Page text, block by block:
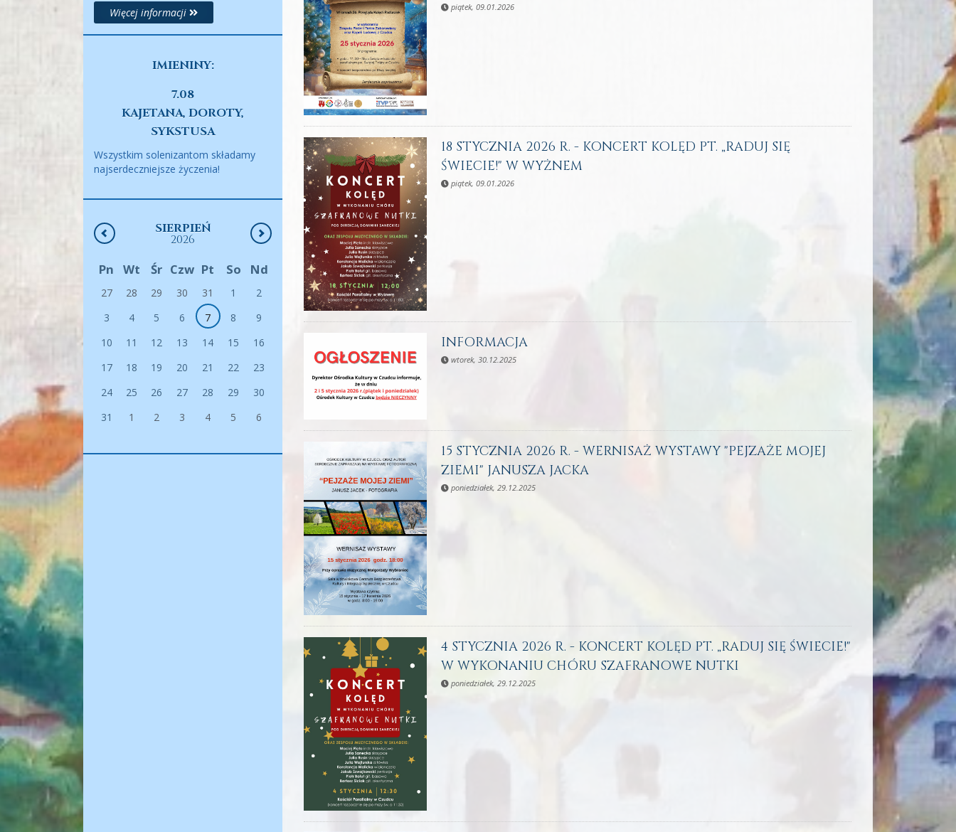
Więcej informacji
IMIENINY:
7.08
KAJETANA, DOROTY,
SYKSTUSA
Wszystkim solenizantom składamy
najserdeczniejsze życzenia!
SIERPIEŃ
2026
Pn Wt Śr Czw Pt So Nd
27 28 29 30 31 1
2
3
4 5 6 7 8
9
10
11 12 13 14 15
16
17
18 19 20 21 22
23
24
25 26 27 28 29
30
31
1 2 3 4 5 6
piątek, 09.01.2026
18 STYCZNIA 2026 R. - KONCERT KOLĘD PT. „RADUJ SIĘ
ŚWIECIE!" W WYŻNEM
piątek, 09.01.2026
INFORMACJA
wtorek, 30.12.2025
15 STYCZNIA 2026 R. - WERNISAŻ WYSTAWY "PEJZAŻE MOJEJ
ZIEMI" JANUSZA JACKA
poniedziałek, 29.12.2025
4 STYCZNIA 2026 R. - KONCERT KOLĘD PT. „RADUJ SIĘ ŚWIECIE!"
W WYKONANIU CHÓRU SZAFRANOWE NUTKI
poniedziałek, 29.12.2025